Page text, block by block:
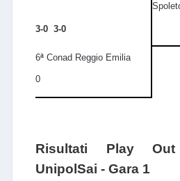
3-0 3-0
6ªConad Reggio Emilia
0
Risultati Play
UnipolSai - Gara 1